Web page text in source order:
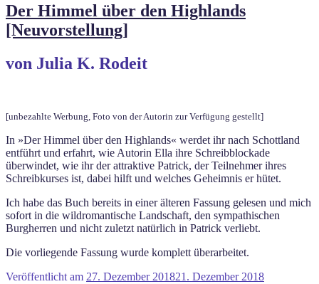
Der Himmel über den Highlands
[Neuvorstellung]
von Julia K. Rodeit
[unbezahlte Werbung, Foto von der Autorin zur Verfügung gestellt]
In »Der Himmel über den Highlands« werdet ihr nach Schottland
entführt und erfahrt, wie Autorin Ella ihre Schreibblockade
überwindet, wie ihr der attraktive Patrick, der Teilnehmer ihres
Schreibkurses ist, dabei hilft und welches Geheimnis er hütet.
Ich habe das Buch bereits in einer älteren Fassung gelesen und mich
sofort in die wildromantische Landschaft, den sympathischen
Burgherren und nicht zuletzt natürlich in Patrick verliebt.
Die vorliegende Fassung wurde komplett überarbeitet.
Veröffentlicht am 27. Dezember 201821. Dezember 2018